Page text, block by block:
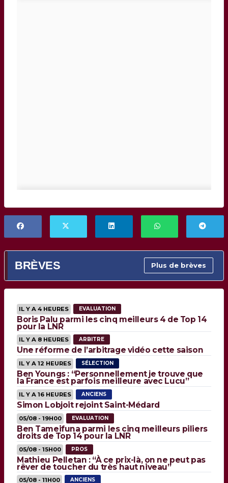
BRÈVES Plus de brèves
IL Y A 4 HEURES EVALUATION
Boris Palu parmi les cinq meilleurs 4 de Top 14
pour la LNR
IL Y A 8 HEURES ARBITRE
Une réforme de l’arbitrage vidéo cette saison
IL Y A 12 HEURES SÉLECTION
Ben Youngs : “Personnellement je trouve que
la France est parfois meilleure avec Lucu”
IL Y A 16 HEURES ANCIENS
Simon Lobjoit rejoint Saint-Médard
05/08 - 19H00 EVALUATION
Ben Tameifuna parmi les cinq meilleurs piliers
droits de Top 14 pour la LNR
05/08 - 15H00 PROS
Mathieu Pelletan : “À ce prix-là, on ne peut pas
rêver de toucher du très haut niveau”
05/08 - 11H00 ANCIENS